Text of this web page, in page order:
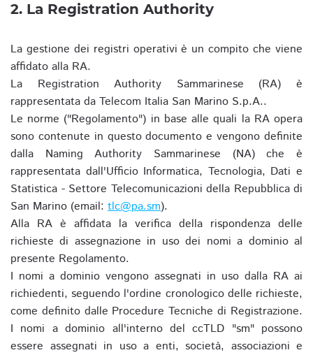
2. La Registration Authority
La gestione dei registri operativi è un compito che viene
affidato alla RA.
La Registration Authority Sammarinese (RA) è
rappresentata da Telecom Italia San Marino S.p.A..
Le norme ("Regolamento") in base alle quali la RA opera
sono contenute in questo documento e vengono definite
dalla Naming Authority Sammarinese (NA) che è
rappresentata dall'Ufficio Informatica, Tecnologia, Dati e
Statistica - Settore Telecomunicazioni della Repubblica di
San Marino (email: tlc@pa.sm).
Alla RA è affidata la verifica della rispondenza delle
richieste di assegnazione in uso dei nomi a dominio al
presente Regolamento.
I nomi a dominio vengono assegnati in uso dalla RA ai
richiedenti, seguendo l'ordine cronologico delle richieste,
come definito dalle Procedure Tecniche di Registrazione.
I nomi a dominio all'interno del ccTLD "sm" possono
essere assegnati in uso a enti, società, associazioni e